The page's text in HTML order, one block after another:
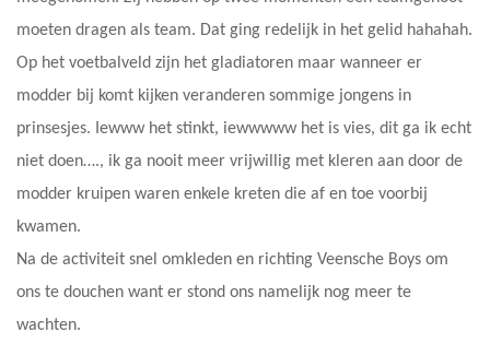
moeten dragen als team. Dat ging redelijk in het gelid hahahah.
Op het voetbalveld zijn het gladiatoren maar wanneer er
modder bij komt kijken veranderen sommige jongens in
prinsesjes. Iewww het stinkt, iewwwww het is vies, dit ga ik echt
niet doen…., ik ga nooit meer vrijwillig met kleren aan door de
modder kruipen waren enkele kreten die af en toe voorbij
kwamen.
Na de activiteit snel omkleden en richting Veensche Boys om
ons te douchen want er stond ons namelijk nog meer te
wachten.